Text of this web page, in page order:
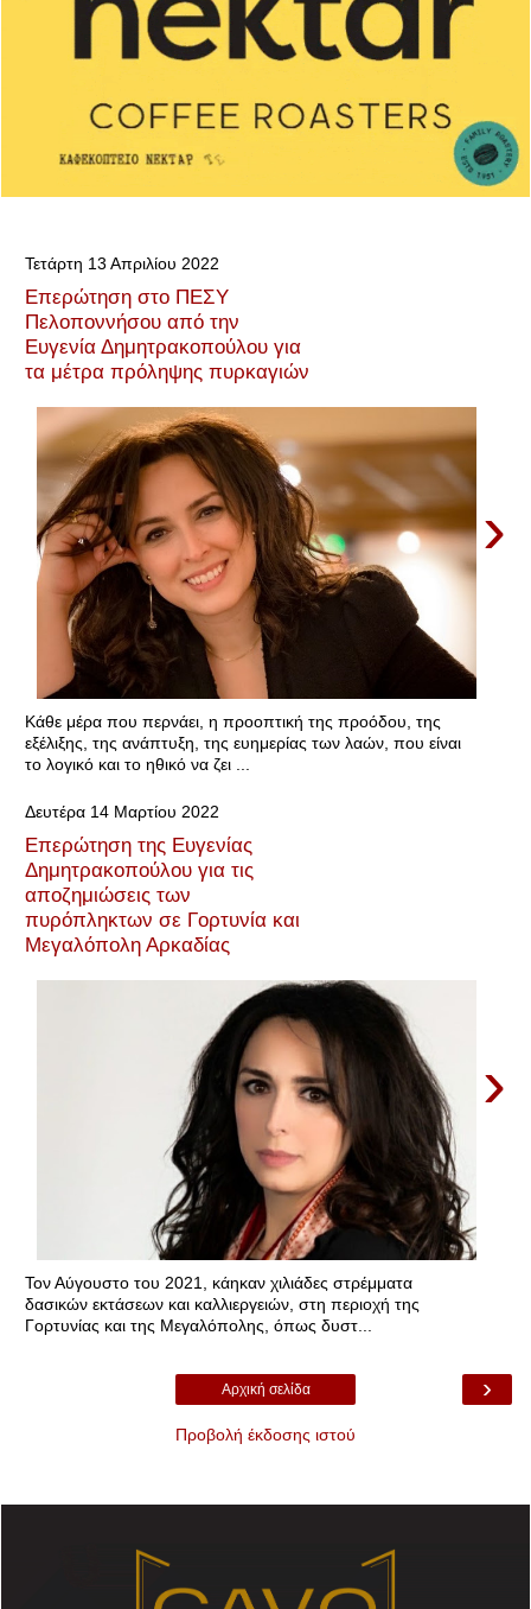
Τετάρτη 13 Απριλίου 2022
Επερώτηση στο ΠΕΣΥ
Πελοποννήσου από την
Ευγενία Δημητρακοπούλου για
τα μέτρα πρόληψης πυρκαγιών
›
Κάθε μέρα που περνάει, η προοπτική της προόδου, της
εξέλιξης, της ανάπτυξη, της ευημερίας των λαών, που είναι
το λογικό και το ηθικό να ζει ...
Δευτέρα 14 Μαρτίου 2022
Επερώτηση της Ευγενίας
Δημητρακοπούλου για τις
αποζημιώσεις των
πυρόπληκτων σε Γορτυνία και
Μεγαλόπολη Αρκαδίας
›
Τον Αύγουστο του 2021, κάηκαν χιλιάδες στρέμματα
δασικών εκτάσεων και καλλιεργειών, στη περιοχή της
Γορτυνίας και της Μεγαλόπολης, όπως δυστ...
›
Αρχική σελίδα
Προβολή έκδοσης ιστού